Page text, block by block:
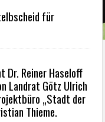
für
Reiner Haseloff
Landrat Götz Ulrich
„Stadt der
Thieme.